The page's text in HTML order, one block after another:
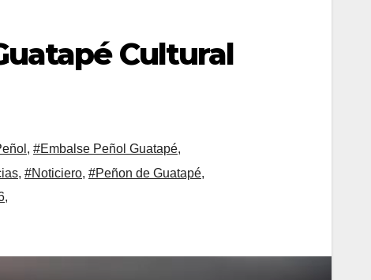
Cultural
, #Embalse Peñol Guatapé,
, #Noticiero, #Peñon de Guatapé,
,